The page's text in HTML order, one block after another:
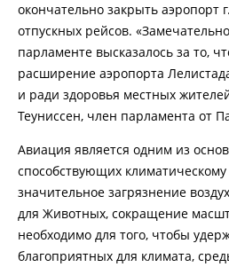
окончательно закрыть аэропорт
отпускных рейсов.
парламенте высказалось за то,
расширение аэропорта
и ради здоровья местных
Теуниссен, член парламента от
Авиация является одним из
способствующих
значительное загрязнение
для Животных, сокращение
необходимо для того, чтобы
благоприятных для климата,